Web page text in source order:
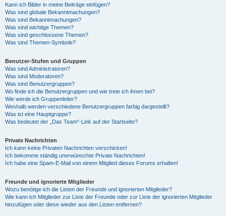
Kann ich Bilder in meine Beiträge einfügen?
Was sind globale Bekanntmachungen?
Was sind Bekanntmachungen?
Was sind wichtige Themen?
Was sind geschlossene Themen?
Was sind Themen-Symbole?
Benutzer-Stufen und Gruppen
Was sind Administratoren?
Was sind Moderatoren?
Was sind Benutzergruppen?
Wo finde ich die Benutzergruppen und wie trete ich ihnen bei?
Wie werde ich Gruppenleiter?
Weshalb werden verschiedene Benutzergruppen farbig dargestellt?
Was ist eine Hauptgruppe?
Was bedeutet der „Das Team“-Link auf der Startseite?
Private Nachrichten
Ich kann keine Privaten Nachrichten verschicken!
Ich bekomme ständig unerwünschte Private Nachrichten!
Ich habe eine Spam-E-Mail von einem Mitglied dieses Forums erhalten!
Freunde und ignorierte Mitglieder
Wozu benötige ich die Listen der Freunde und ignorierten Mitglieder?
Wie kann ich Mitglieder zur Liste der Freunde oder zur Liste der ignorierten Mitglieder
hinzufügen oder diese wieder aus den Listen entfernen?